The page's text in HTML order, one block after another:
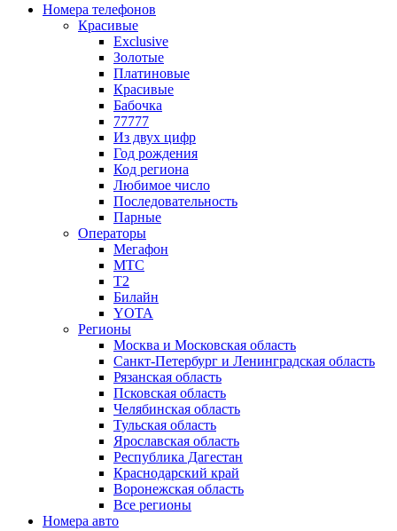
Номера телефонов
Красивые
Exclusive
Золотые
Платиновые
Красивые
Бабочка
77777
Из двух цифр
Год рождения
Код региона
Любимое число
Последовательность
Парные
Операторы
Мегафон
МТС
Т2
Билайн
YOTA
Регионы
Москва и Московская область
Санкт-Петербург и Ленинградская область
Рязанская область
Псковская область
Челябинская область
Тульская область
Ярославская область
Республика Дагестан
Краснодарский край
Воронежская область
Все регионы
Номера авто